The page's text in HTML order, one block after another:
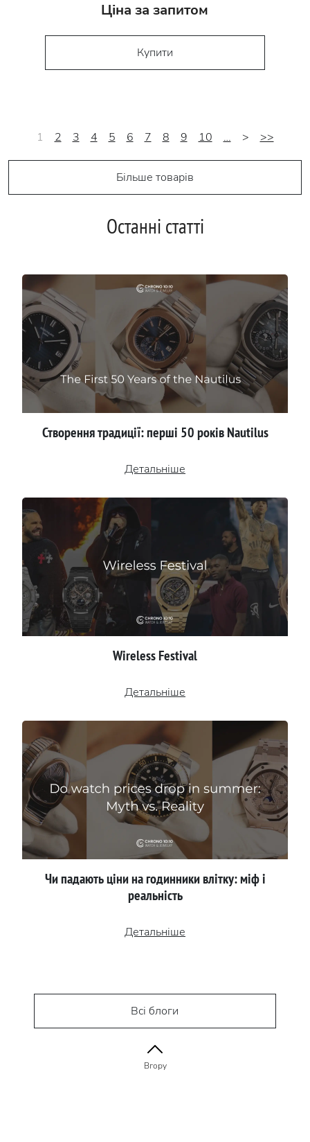
Ціна за запитом
Купити
1 2 3 4 5 6 7 8 9 10 … > >>
Більше товарів
Останні статті
Створення традиції: перші 50 років Nautilus
Детальніше
Wireless Festival
Детальніше
Чи падають ціни на годинники влітку: міф і
реальність
Детальніше
Всі блоги
Вгору